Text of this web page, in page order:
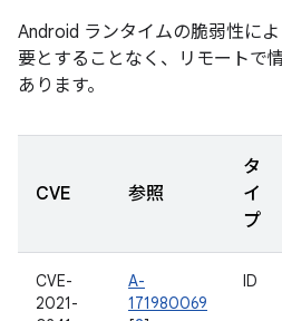
Android ランタイムの脆弱性に
要とすることなく、リモートで
あります。
CVE 参照
タ
イ
プ
CVE-
2021-
A-
171980069
ID